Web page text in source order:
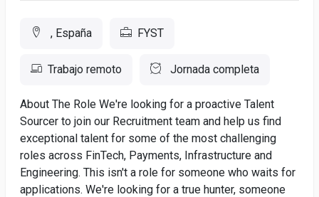
, España FYST
Trabajo remoto Jornada completa
About The Role We're looking for a proactive Talent
Sourcer to join our Recruitment team and help us find
exceptional talent for some of the most challenging
roles across FinTech, Payments, Infrastructure and
Engineering. This isn't a role for someone who waits for
applications. We're looking for a true hunter, someone